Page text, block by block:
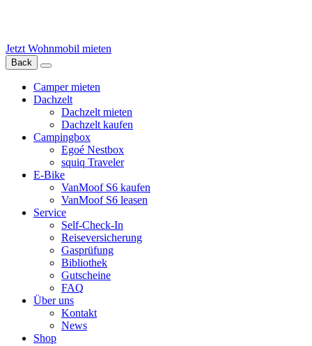
Jetzt Wohnmobil mieten
Back
Camper mieten
Dachzelt
Dachzelt mieten
Dachzelt kaufen
Campingbox
Egoé Nestbox
squiq Traveler
E-Bike
VanMoof S6 kaufen
VanMoof S6 leasen
Service
Self-Check-In
Reiseversicherung
Gasprüfung
Bibliothek
Gutscheine
FAQ
Über uns
Kontakt
News
Shop